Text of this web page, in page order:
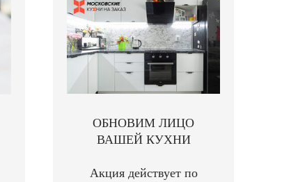
ОБНОВИМ ЛИЦО
ВАШЕЙ КУХНИ
Акция действует по